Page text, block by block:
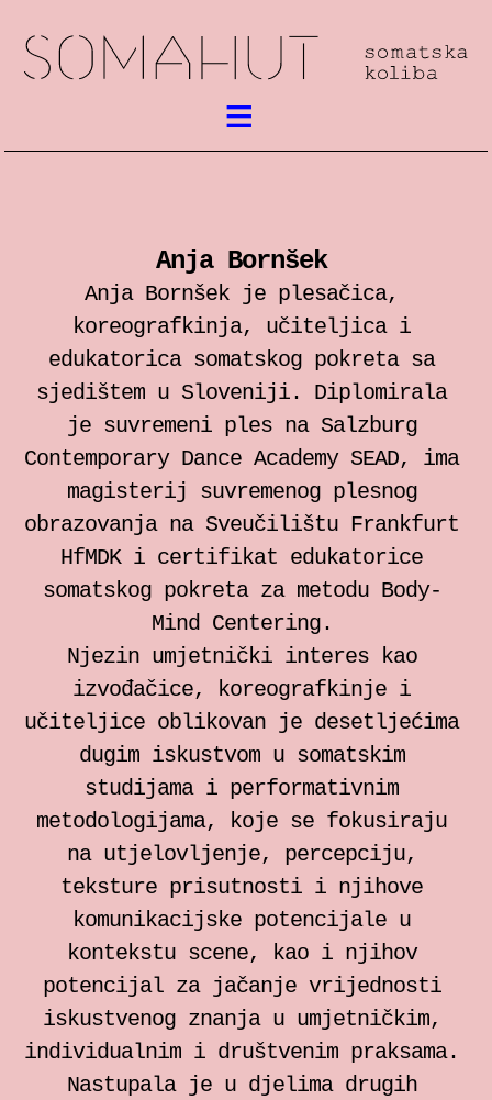
susreti / festival
radionice
predstave
predavanja
individualne sesije
Bilježnica za somatski rad
Zrinka Šimičić Mihanović
Ana Jelušić
Mia Štark
Kontakt
en
Anja Bornšek
Anja Bornšek je plesačica,
koreografkinja, učiteljica i
edukatorica somatskog pokreta sa
sjedištem u Sloveniji. Diplomirala
je suvremeni ples na Salzburg
Contemporary Dance Academy SEAD, ima
magisterij suvremenog plesnog
obrazovanja na Sveučilištu Frankfurt
HfMDK i certifikat edukatorice
somatskog pokreta za metodu Body-
Mind Centering.
Njezin umjetnički interes kao
izvođačice, koreografkinje i
učiteljice oblikovan je desetljećima
dugim iskustvom u somatskim
studijama i performativnim
metodologijama, koje se fokusiraju
na utjelovljenje, percepciju,
teksture prisutnosti i njihove
komunikacijske potencijale u
kontekstu scene, kao i njihov
potencijal za jačanje vrijednosti
iskustvenog znanja u umjetničkim,
individualnim i društvenim praksama.
Nastupala je u djelima drugih